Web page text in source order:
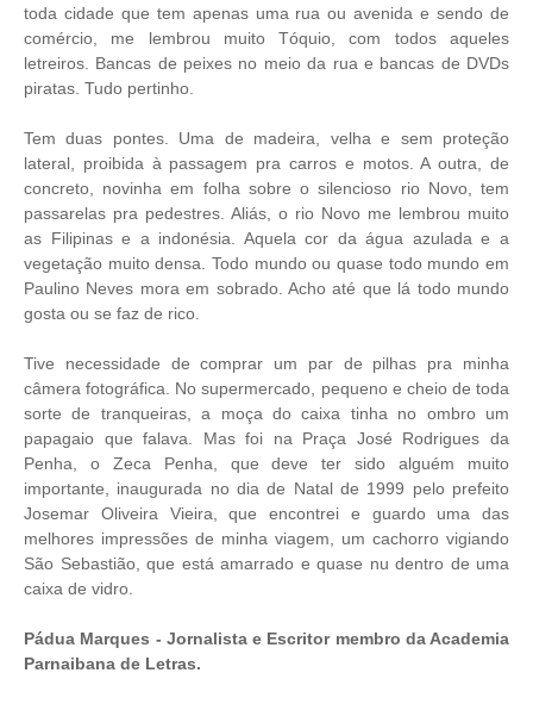
toda cidade que tem apenas uma rua ou avenida e sendo de
comércio, me lembrou muito Tóquio, com todos aqueles
letreiros. Bancas de peixes no meio da rua e bancas de DVDs
piratas. Tudo pertinho.
Tem duas pontes. Uma de madeira, velha e sem proteção
lateral, proibida à passagem pra carros e motos. A outra, de
concreto, novinha em folha sobre o silencioso rio Novo, tem
passarelas pra pedestres. Aliás, o rio Novo me lembrou muito
as Filipinas e a indonésia. Aquela cor da água azulada e a
vegetação muito densa. Todo mundo ou quase todo mundo em
Paulino Neves mora em sobrado. Acho até que lá todo mundo
gosta ou se faz de rico.
Tive necessidade de comprar um par de pilhas pra minha
câmera fotográfica. No supermercado, pequeno e cheio de toda
sorte de tranqueiras, a moça do caixa tinha no ombro um
papagaio que falava. Mas foi na Praça José Rodrigues da
Penha, o Zeca Penha, que deve ter sido alguém muito
importante, inaugurada no dia de Natal de 1999 pelo prefeito
Josemar Oliveira Vieira, que encontrei e guardo uma das
melhores impressões de minha viagem, um cachorro vigiando
São Sebastião, que está amarrado e quase nu dentro de uma
caixa de vidro.
Pádua Marques - Jornalista e Escritor membro da Academia
Parnaibana de Letras.